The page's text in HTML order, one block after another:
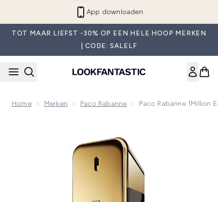
App downloaden
TOT MAAR LIEFST -30% OP EEN HELE HOOP MERKEN
| CODE: SALELF
Home Merken Paco Rabanne Paco Rabanne 1Million